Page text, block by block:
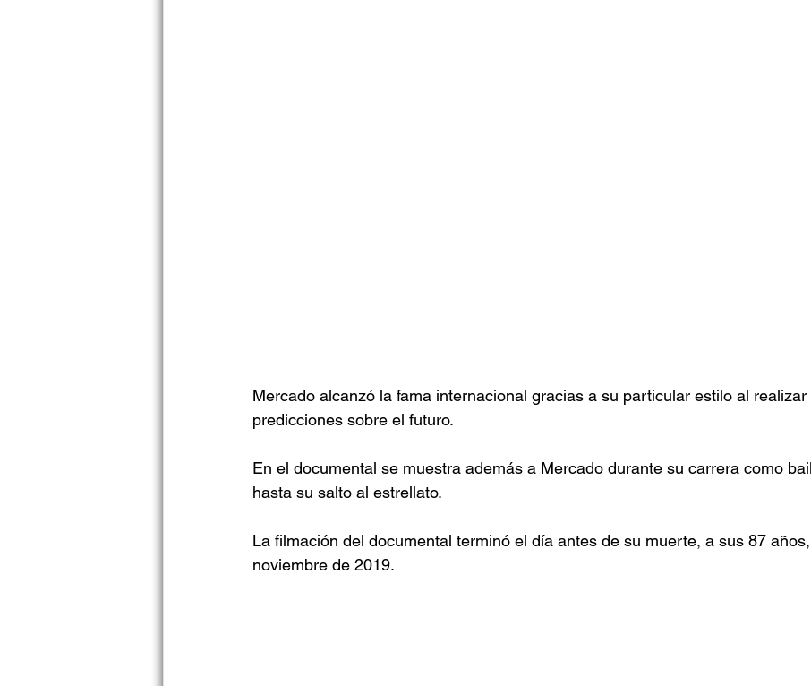
Mercado alcanzó la fama internacional gracias a su particular estilo al realizar
predicciones sobre el futuro.
En el documental se muestra además a Mercado durante su carrera como
hasta su salto al estrellato.
La filmación del documental terminó el día antes de su muerte, a sus 87
noviembre de 2019.